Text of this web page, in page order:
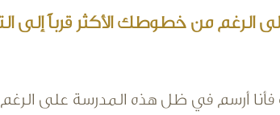
الرغم من خطوطك الأكثر قرباً إلى
أرسم في ظل هذه المدرسة على